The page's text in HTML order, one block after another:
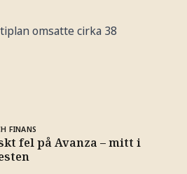
omsatte cirka 38
FINANS
fel på Avanza – mitt i